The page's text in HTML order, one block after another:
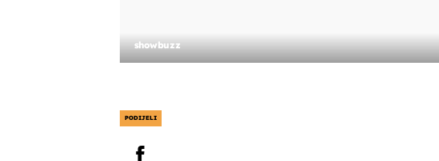
showbuzz
PODIJELI